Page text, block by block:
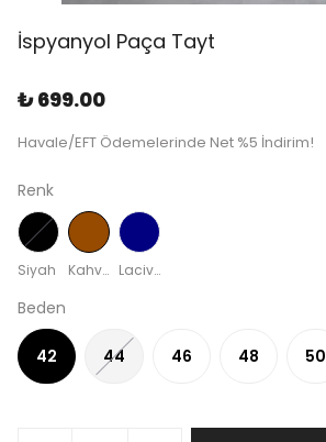
İspyanyol Paça Tayt
₺ 699.00
Havale/EFT Ödemelerinde Net %5 İndirim!
Renk
Siyah Kahverengi Lacivert
Beden
42 44 46 48 50